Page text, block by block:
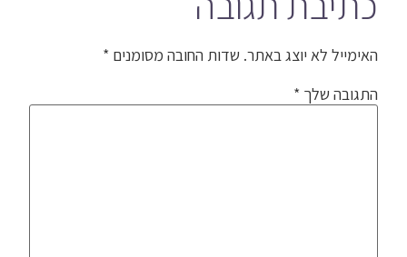
האימייל לא יוצג באתר. שדות החובה מסומנים *
התגובה שלך *